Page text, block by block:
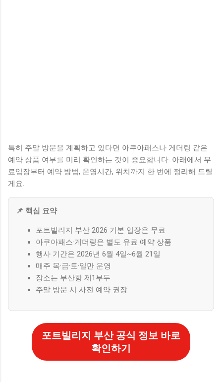
특히 주말 방문을 계획하고 있다면 아쿠아패스나 게더링 같은
예약 상품 여부를 미리 확인하는 것이 중요합니다. 아래에서 무
료입장부터 예약 방법, 운영시간, 위치까지 한 번에 정리해 드릴
게요.
📌 핵심 요약
포트빌리지 부산 2026 기본 입장은 무료
아쿠아패스·게더링은 별도 유료 예약 상품
행사 기간은 2026년 6월 4일~6월 21일
매주 목·금·토·일만 운영
장소는 부산항 제1부두
주말 방문 시 사전 예약 권장
포트빌리지 부산 공식 정보 바로
확인하기